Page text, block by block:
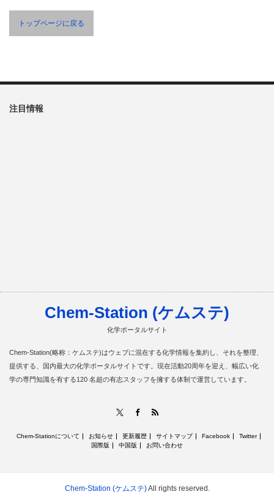
トップページに戻る
注目情報
Chem-Station (ケムステ)
化学ポータルサイト
Chem-Station(略称：ケムステ)はウェブに混在する化学情報を集約し、それを整理、
提供する、国内最大の化学ポータルサイトです。現在活動20周年を迎え、幅広い化
学の専門知識を有する120 名超の有志スタッフを擁する体制で運営しています。
Facebook
Chem-Stationについて お知らせ 更新履歴 サイトマップ Facebook
Twitter
国際版
中国版 お問い合わせ
Chem-Station (ケムステ)All rights reserved.